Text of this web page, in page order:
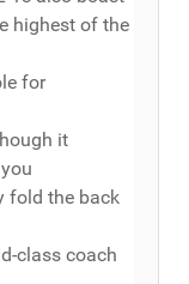
highest of the
for
it
fold the back
class coach